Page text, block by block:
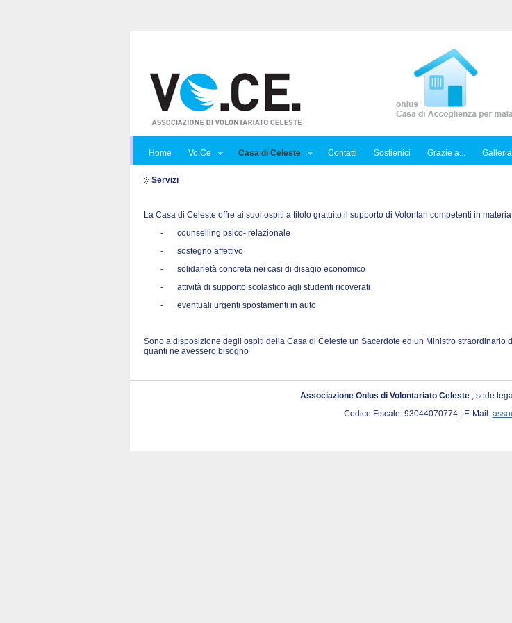
Home Vo.Ce Casa di Celeste Contatti Sostienici Grazie a...
Servizi
La Casa di Celeste offre ai suoi ospiti a titolo gratuito il supporto di Volontari competenti in
-
counselling psico- relazionale
-
sostegno affettivo
-
solidarietà concreta nei casi di disagio economico
-
attività di supporto scolastico agli studenti ricoverati
-
eventuali urgenti spostamenti in auto
Sono a disposizione degli ospiti della Casa di Celeste un Sacerdote ed un Ministro
quanti ne avessero bisogno
Associazione Onlus di Volontariato Celeste , sede
Codice Fiscale. 93044070774 | E-Mail.